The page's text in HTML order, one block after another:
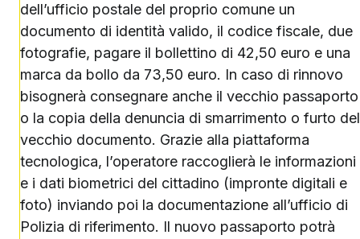
dell’ufficio postale del proprio comune un
documento di identità valido, il codice fiscale, due
fotografie, pagare il bollettino di 42,50 euro e una
marca da bollo da 73,50 euro. In caso di rinnovo
bisognerà consegnare anche il vecchio passaporto
o la copia della denuncia di smarrimento o furto del
vecchio documento. Grazie alla piattaforma
tecnologica, l’operatore raccoglierà le informazioni
e i dati biometrici del cittadino (impronte digitali e
foto) inviando poi la documentazione all’ufficio di
Polizia di riferimento. Il nuovo passaporto potrà